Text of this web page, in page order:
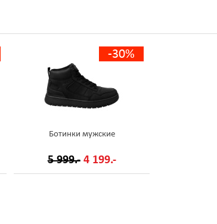
-30%
Ботинки мужские
5 999.- 4 199.-